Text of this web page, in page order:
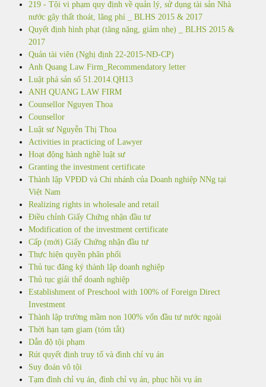
219 - Tội vi phạm quy định về quản lý, sử dụng tài sản Nhà
nước gây thất thoát, lãng phí _ BLHS 2015 & 2017
Quyết định hình phạt (tăng nặng, giảm nhẹ) _ BLHS 2015 &
2017
Quản tài viên (Nghị định 22-2015-NĐ-CP)
Anh Quang Law Firm_Recommendatory letter
Luật phá sản số 51.2014.QH13
ANH QUANG LAW FIRM
Counsellor Nguyen Thoa
Counsellor
Luật sư Nguyễn Thị Thoa
Activities in practicing of Lawyer
Hoạt động hành nghề luật sư
Granting the investment certificate
Thành lập VPĐD và Chi nhánh của Doanh nghiệp NNg tại
Việt Nam
Realizing rights in wholesale and retail
Điều chỉnh Giấy Chứng nhận đầu tư
Modification of the investment certificate
Cấp (mới) Giấy Chứng nhận đầu tư
Thực hiện quyền phân phối
Thủ tục đăng ký thành lập doanh nghiệp
Thủ tục giải thể doanh nghiệp
Establishment of Preschool with 100% of Foreign Direct
Investment
Thành lập trường mầm non 100% vốn đầu tư nước ngoài
Thời hạn tạm giam (tóm tắt)
Dẫn độ tội phạm
Rút quyết định truy tố và đình chỉ vụ án
Suy đoán vô tội
Tạm đình chỉ vụ án, đình chỉ vụ án, phục hồi vụ án